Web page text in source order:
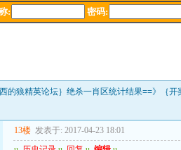
的狼精英论坛｝绝杀一肖区统计结果==》｛
13楼 发表于: 2017-04-23 18:01